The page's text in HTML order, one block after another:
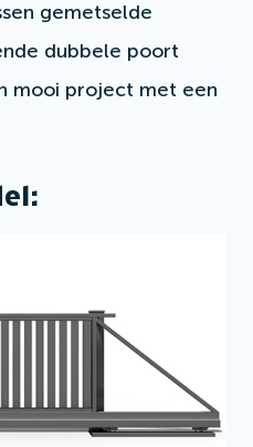
gemetselde
dubbele poort
mooi project met een